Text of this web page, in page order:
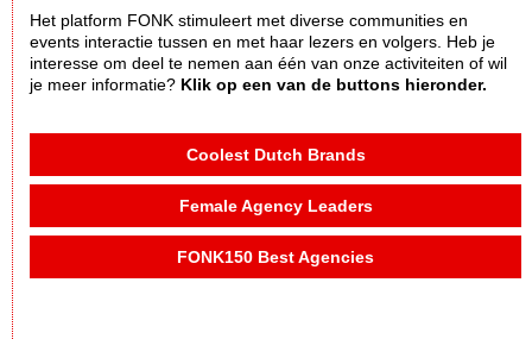
Het platform FONK stimuleert met diverse communities en
events interactie tussen en met haar lezers en volgers. Heb je
interesse om deel te nemen aan één van onze activiteiten of wil
je meer informatie? Klik op een van de buttons hieronder.
Coolest Dutch Brands
Female Agency Leaders
FONK150 Best Agencies